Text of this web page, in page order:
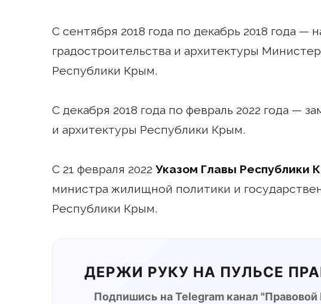
С сентября 2018 года по декабрь 2018 года —
градостроительства и архитектуры
Республики Крым.
С декабря 2018 года по февраль 2022 года —
и архитектуры Республики Крым.
С 21 февраля 2022 Указом Главы Республики
министра жилищной политики и
Республики Крым.
ДЕРЖИ РУКУ НА ПУЛЬСЕ
Подпишись на Telegram канал